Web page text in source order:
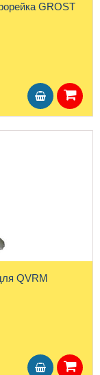
GROST
QVRM